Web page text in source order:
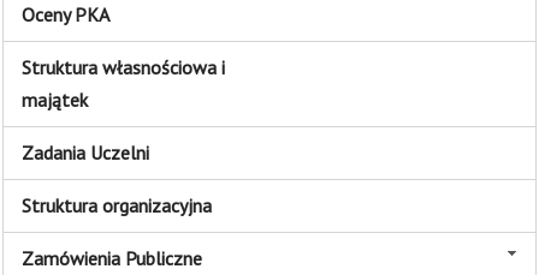
Oceny PKA
Struktura własnościowa i
majątek
Zadania Uczelni
Struktura organizacyjna
Zamówienia Publiczne